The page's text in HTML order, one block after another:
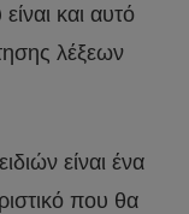
και αυτό
λέξεων
είναι ένα
που θα